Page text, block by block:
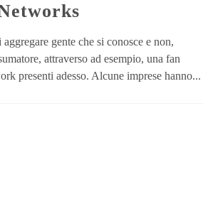
gente che si conosce e non,
attraverso ad esempio, una fan
presenti adesso. Alcune imprese hanno...